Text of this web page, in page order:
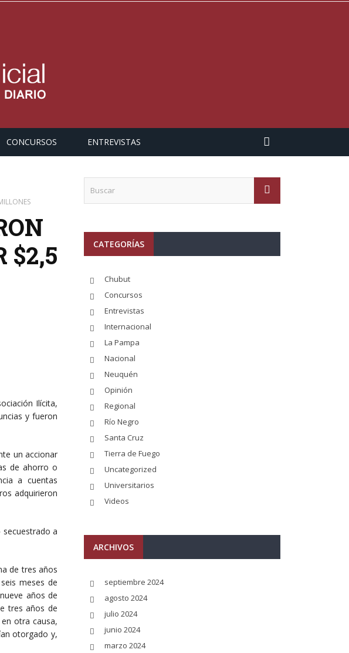
CONCURSOS ENTREVISTAS
$2,5
Ilícita,
y fueron
un accionar
de ahorro o
a cuentas
adquirieron
a
de tres años
meses de
años de
tres años de
otra causa,
otorgado y,
CATEGORÍAS
Chubut
Concursos
Entrevistas
Internacional
La Pampa
Nacional
Neuquén
Opinión
Regional
Río Negro
Santa Cruz
Tierra de Fuego
Uncategorized
Universitarios
Videos
ARCHIVOS
septiembre 2024
agosto 2024
julio 2024
junio 2024
marzo 2024